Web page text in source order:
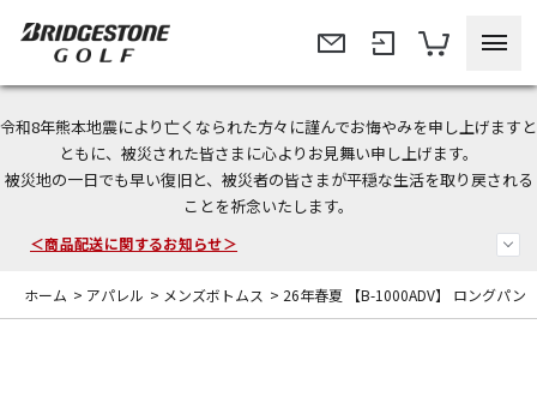
令和8年熊本地震により亡くなられた方々に謹んでお悔やみを申し上げますと
ともに、被災された皆さまに心よりお見舞い申し上げます。
被災地の一日でも早い復旧と、被災者の皆さまが平穏な生活を取り戻される
ことを祈念いたします。
今なら新規会員登録で1,000円OFFクーポンプレゼント！
＜商品配送に関するお知らせ＞
＜夏季休暇中のご注文・発送・お問い合わせ＞
ホーム > アパレル > メンズボトムス > 26年春夏 【B-1000ADV】 ロングパン